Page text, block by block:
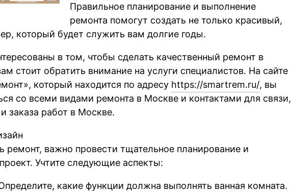
Правильное планирование и выполнение
ремонта помогут создать не только красивый,
который будет служить вам долгие годы.
в том, чтобы сделать качественный ремонт в
стоит обратить внимание на услуги специалистов. На сайте
который находится по адресу https://smartrem.ru/, вы
со всеми видами ремонта в Москве и контактами для связи,
заказа работ в Москве.
ремонт, важно провести тщательное планирование и
Учтите следующие аспекты:
какие функции должна выполнять ванная комната.